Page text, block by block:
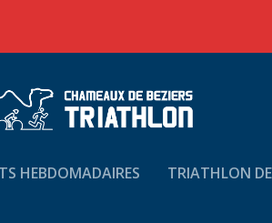
HEBDOMADAIRES TRIATHLON DE